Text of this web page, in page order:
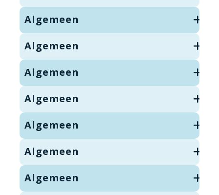
Algemeen
Algemeen
Algemeen
Algemeen
Algemeen
Algemeen
Algemeen